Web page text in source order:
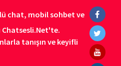
chat, mobil sohbet ve
Chatsesli.Net'te.
tanışın ve keyifli